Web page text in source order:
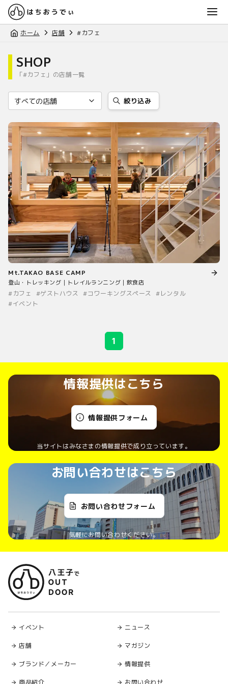
ホーム 店舗 #カフェ
SHOP
「#カフェ」の店舗一覧
絞り込み
Mt.TAKAO BASE CAMP
登山・トレッキング｜トレイルランニング｜飲食店
#カフェ #ゲストハウス #コワーキングスペース #レンタル
#イベント
1
情報提供はこちら
情報提供フォーム
当サイトはみなさまの情報提供で成り立っています。
お問い合わせはこちら
お問い合わせフォーム
気軽にお問い合わせください。
イベント
店舗
ブランド／メーカー
ニュース
マガジン
情報提供